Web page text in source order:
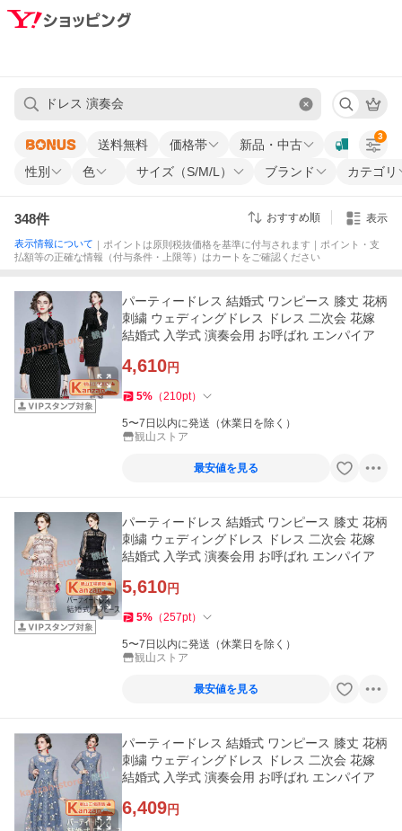
送料無料 価格帯
新品・中古
性別
色 サイズ（S/M/L） ブランド カテゴリ
3
348件 おすすめ順 表示
表示情報について ｜ポイントは原則税抜価格を基準に付与されます｜ポイント・支
払額等の正確な情報（付与条件・上限等）はカートをご確認ください
パーティードレス 結婚式 ワンピース 膝丈 花柄
刺繍 ウェディングドレス ドレス 二次会 花嫁
結婚式 入学式 演奏会用 お呼ばれ エンパイア
4,610円
5% （210pt）
5〜7日以内に発送（休業日を除く）
観山ストア
最安値を見る
パーティードレス 結婚式 ワンピース 膝丈 花柄
刺繍 ウェディングドレス ドレス 二次会 花嫁
結婚式 入学式 演奏会用 お呼ばれ エンパイア
5,610円
5% （257pt）
5〜7日以内に発送（休業日を除く）
観山ストア
最安値を見る
パーティードレス 結婚式 ワンピース 膝丈 花柄
刺繍 ウェディングドレス ドレス 二次会 花嫁
結婚式 入学式 演奏会用 お呼ばれ エンパイア
6,409円